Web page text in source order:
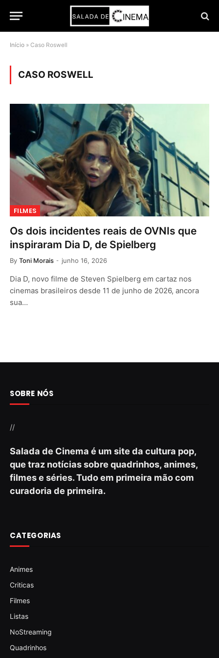
Início » Caso Roswell
CASO ROSWELL
FILMES
Os dois incidentes reais de OVNIs que
inspiraram Dia D, de Spielberg
By Toni Morais junho 16, 2026
Dia D, novo filme de Steven Spielberg em cartaz nos
cinemas brasileiros desde 11 de junho de 2026, ancora
sua…
SOBRE NÓS
//
Salada de Cinema é um site da cultura pop,
que traz notícias sobre quadrinhos, animes,
filmes e séries. Tudo em primeira mão com
curadoria de primeira.
CATEGORIAS
Animes
Criticas
Filmes
Listas
NoStreaming
Quadrinhos